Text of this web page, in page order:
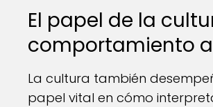
El papel de la
comportamiento
La cultura también
papel vital en cómo